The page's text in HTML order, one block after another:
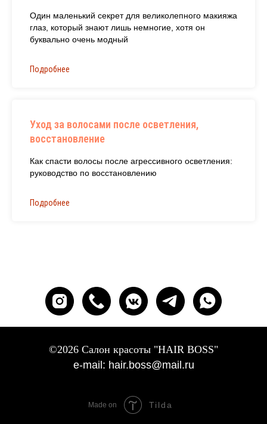
Один маленький секрет для великолепного макияжа
глаз, который знают лишь немногие, хотя он
буквально очень модный
Подробнее
Уход за волосами после осветления,
восстановление
Как спасти волосы после агрессивного осветления:
руководство по восстановлению
Подробнее
©2026 Салон красоты "HAIR BOSS"
e-mail: hair.boss@mail.ru
Made on Tilda